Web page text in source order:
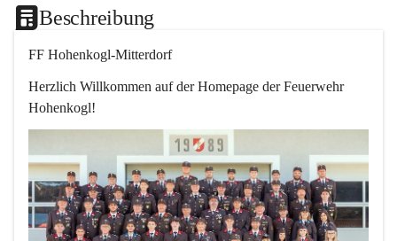
Beschreibung
FF Hohenkogl-Mitterdorf
Herzlich Willkommen auf der Homepage der Feuerwehr
Hohenkogl!